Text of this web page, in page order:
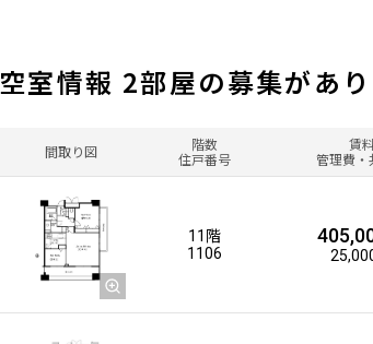
空室情報 2部屋の募集があ
間取り図
階数
住戸番号
賃
管理費・
11階
1106